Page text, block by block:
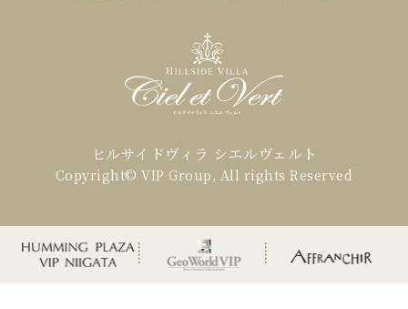
ヒルサイドヴィラ シエルヴェルト
Copyright© VIP Group, All rights Reserved